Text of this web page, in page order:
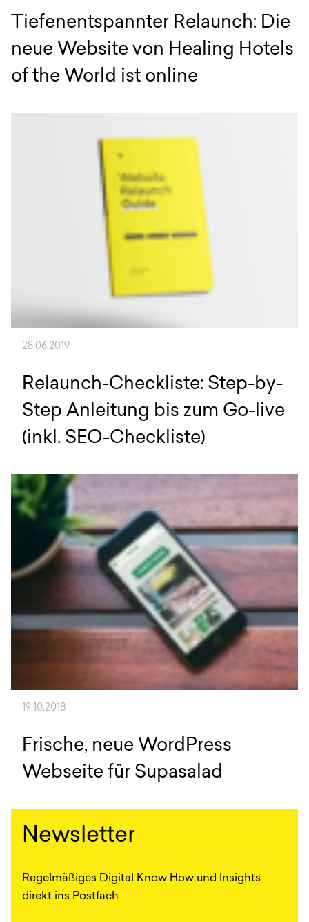
Tiefenentspannter Relaunch: Die
neue Website von Healing Hotels
of the World ist online
28.06.2019
Relaunch-Checkliste: Step-by-
Step Anleitung bis zum Go-live
(inkl. SEO-Checkliste)
19.10.2018
Frische, neue WordPress
Webseite für Supasalad
Newsletter
Regelmäßiges Digital Know How und Insights
direkt ins Postfach